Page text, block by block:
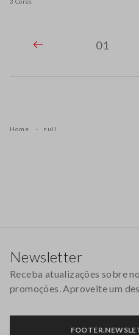
01
Home null
Newsletter
Receba atualizações sobre
promoções. Aproveite um